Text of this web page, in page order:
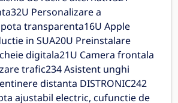
Personalizare a
transparenta16U Apple
in SUA20U Preinstalare
digitala21U Camera frontala
trafic234 Asistent unghi
distanta DISTRONIC242
ajustabil electric, cufunctie de